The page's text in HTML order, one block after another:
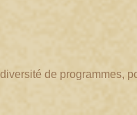
de programmes,